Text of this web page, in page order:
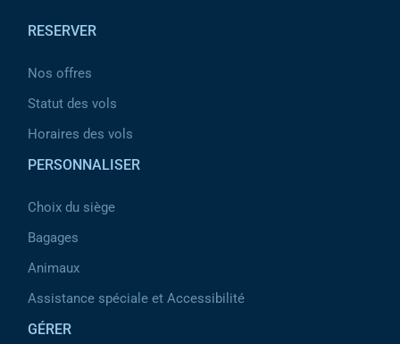
RESERVER
Nos offres
Statut des vols
Horaires des vols
PERSONNALISER
Choix du siège
Bagages
Animaux
Assistance spéciale et Accessibilité
GÉRER